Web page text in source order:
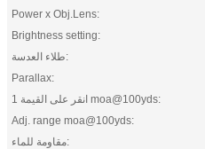
Power x Obj.Lens:
Brightness setting:
طلاء العدسة:
Parallax:
1 انقر على القيمة moa@100yds:
Adj. range moa@100yds:
مقاومة للماء: